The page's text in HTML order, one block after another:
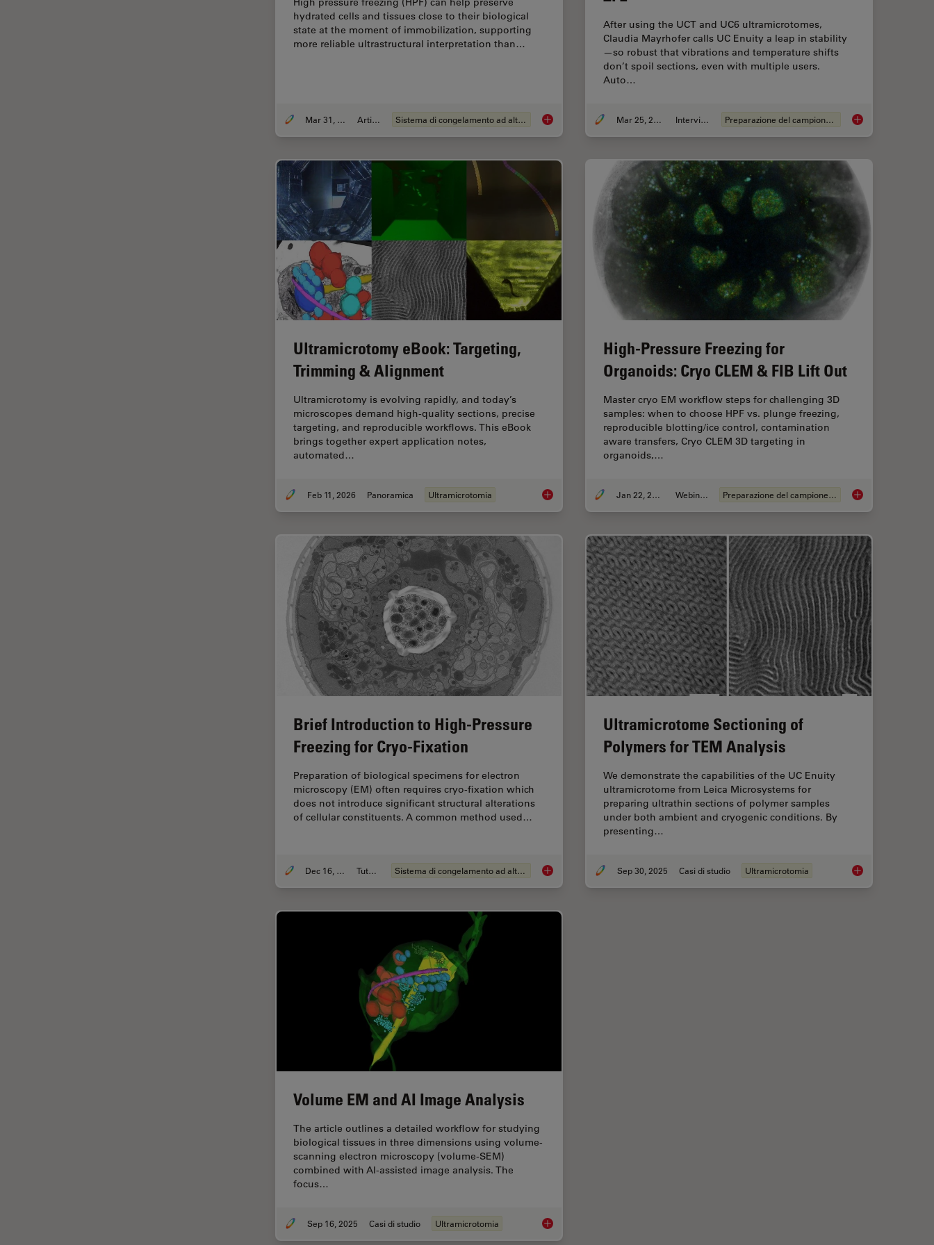
hydrated cells and tissues close to their biological
state at the moment of immobilization, supporting
more reliable ultrastructural interpretation than…
Mar 31, 2026 Articolo Sistema di congelamento ad alta pressione High-Pressure Freezing Protocols for Ultrastructural 3D EM
After using the UCT and UC6 ultramicrotomes,
Claudia Mayrhofer calls UC Enuity a leap in stability
—so robust that vibrations and temperature shifts
don’t spoil sections, even with multiple users.
Auto…
Mar 25, 2026 Intervista Preparazione del campione EM Ultramicrotome UC
Ultramicrotomy eBook: Targeting,
Trimming & Alignment
Ultramicrotomy is evolving rapidly, and today’s
microscopes demand high‑quality sections, precise
targeting, and reproducible workflows. This eBook
brings together expert application notes,
automated…
Feb 11, 2026 Panoramica Ultramicrotomia Ultramicrotomy eBook: Targeting, Trimming & Alignment
High-Pressure Freezing for
Organoids: Cryo CLEM & FIB Lift Out
Master cryo EM workflow steps for challenging 3D
samples: when to choose HPF vs. plunge freezing,
reproducible blotting/ice control, contamination
aware transfers, Cryo CLEM 3D targeting in
organoids,…
Jan 22, 2026 Webinar: Preparazione del campione EM High-Pressure
Brief Introduction to High-Pressure
Freezing for Cryo-Fixation
Preparation of biological specimens for electron
microscopy (EM) often requires cryo-fixation which
does not introduce significant structural alterations
of cellular constituents. A common method used…
Dec 16, 2025 Tutorial Sistema di congelamento ad alta pressione Brief Introduction to High-Pressure Freezing for Cryo-Fixation
Ultramicrotome Sectioning of
Polymers for TEM Analysis
We demonstrate the capabilities of the UC Enuity
ultramicrotome from Leica Microsystems for
preparing ultrathin sections of polymer samples
under both ambient and cryogenic conditions. By
presenting…
Sep 30, 2025 Casi di studio Ultramicrotomia Ultramicrotome
Volume EM and AI Image Analysis
The article outlines a detailed workflow for studying
biological tissues in three dimensions using volume-
scanning electron microscopy (volume-SEM)
combined with AI-assisted image analysis. The
focus…
Sep 16, 2025 Casi di studio Ultramicrotomia Volume EM and AI Image Analysis